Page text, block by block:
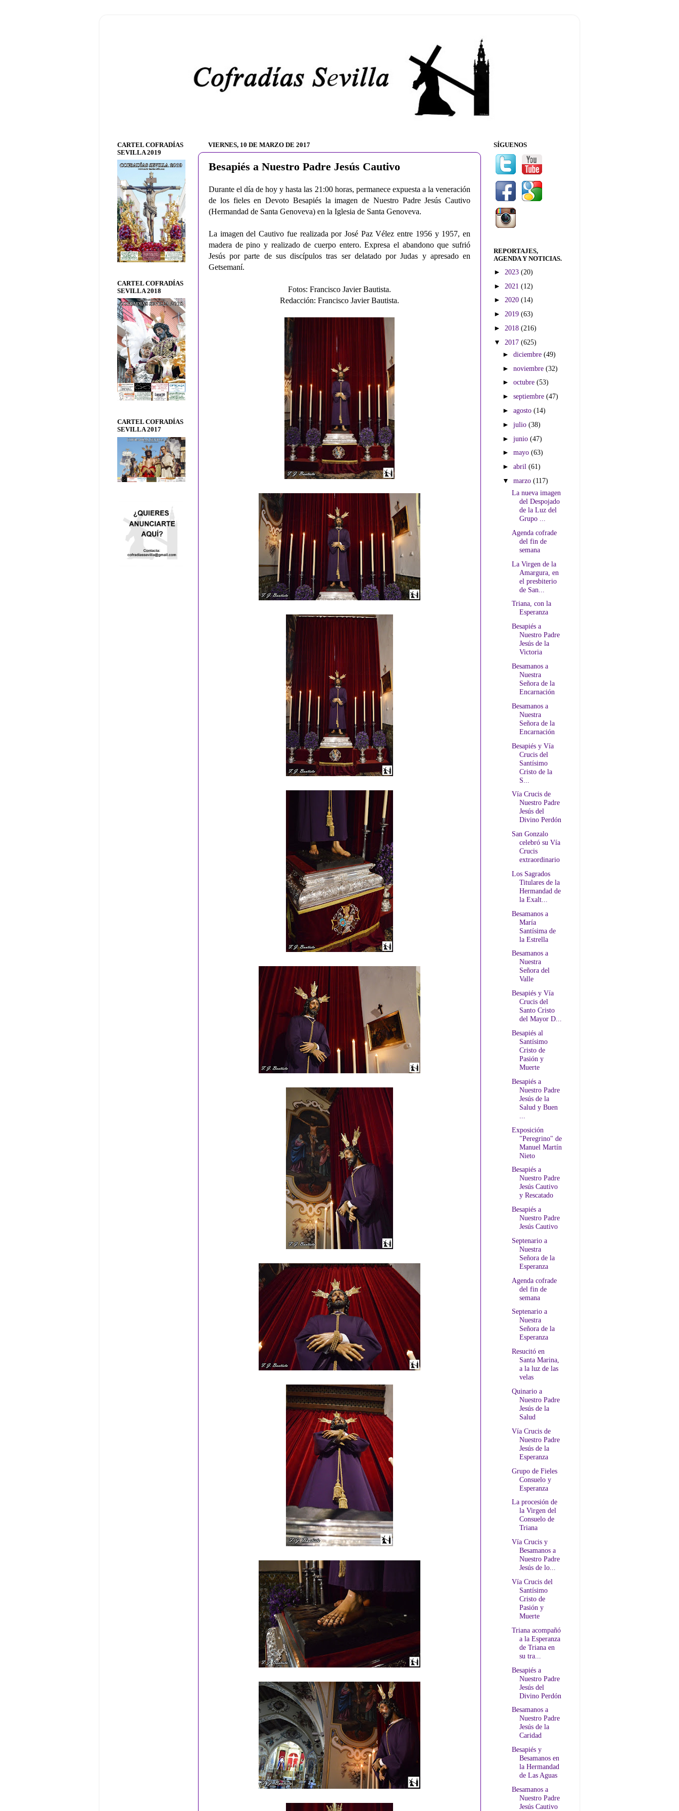
VIERNES, 10 DE MARZO DE 2017
Besapiés a Nuestro Padre Jesús Cautivo
Durante el día de hoy y hasta las 21:00 horas, permanece expuesta a la veneración
de los fieles en Devoto Besapiés la imagen de Nuestro Padre Jesús Cautivo
(Hermandad de Santa Genoveva) en la Iglesia de Santa Genoveva.
La imagen del Cautivo fue realizada por José Paz Vélez entre 1956 y 1957, en
madera de pino y realizado de cuerpo entero. Expresa el abandono que sufrió
Jesús por parte de sus discípulos tras ser delatado por Judas y apresado en
Getsemaní.
Fotos: Francisco Javier Bautista.
Redacción: Francisco Javier Bautista.
CARTEL COFRADÍAS
SEVILLA 2019
CARTEL COFRADÍAS
SEVILLA 2018
CARTEL COFRADÍAS
SEVILLA 2017
SÍGUENOS
REPORTAJES,
AGENDA Y NOTICIAS.
► 2023 (20)
► 2021 (12)
► 2020 (14)
► 2019 (63)
► 2018 (216)
▼ 2017 (625)
►diciembre(49)
►noviembre(32)
►octubre(53)
►septiembre(47)
►agosto(14)
►julio(38)
►junio(47)
►mayo(63)
►abril(61)
▼marzo(117)
La nueva imagen
del Despojado
de la Luz del
Grupo ...
Agenda cofrade
del fin de
semana
La Virgen de la
Amargura, en
el presbiterio
de San...
Triana, con la
Esperanza
Besapiés a
Nuestro Padre
Jesús de la
Victoria
Besamanos a
Nuestra
Señora de la
Encarnación
Besamanos a
Nuestra
Señora de la
Encarnación
Besapiés y Vía
Crucis del
Santísimo
Cristo de la
S...
Vía Crucis de
Nuestro Padre
Jesús del
Divino Perdón
San Gonzalo
celebró su Vía
Crucis
extraordinario
Los Sagrados
Titulares de la
Hermandad de
la Exalt...
Besamanos a
María
Santísima de
la Estrella
Besamanos a
Nuestra
Señora del
Valle
Besapiés y Vía
Crucis del
Santo Cristo
del Mayor D...
Besapiés al
Santísimo
Cristo de
Pasión y
Muerte
Besapiés a
Nuestro Padre
Jesús de la
Salud y Buen
Exposición
"Peregrino" de
Manuel Martín
Nieto
Besapiés a
Nuestro Padre
Jesús Cautivo
y Rescatado
Besapiés a
Nuestro Padre
Jesús Cautivo
Septenario a
Nuestra
Señora de la
Esperanza
Agenda cofrade
del fin de
semana
Septenario a
Nuestra
Señora de la
Esperanza
Resucitó en
Santa Marina,
a la luz de las
velas
Quinario a
Nuestro Padre
Jesús de la
Salud
Vía Crucis de
Nuestro Padre
Jesús de la
Esperanza
Grupo de Fieles
Consuelo y
Esperanza
La procesión de
la Virgen del
Consuelo de
Triana
Vía Crucis y
Besamanos a
Nuestro Padre
Jesús de lo...
Vía Crucis del
Santísimo
Cristo de
Pasión y
Muerte
Triana acompañó
a la Esperanza
de Triana en
su tra...
Besapiés a
Nuestro Padre
Jesús del
Divino Perdón
Besamanos a
Nuestro Padre
Jesús de la
Caridad
Besapiés y
Besamanos en
la Hermandad
de Las Aguas
Besamanos a
Nuestro Padre
Jesús Cautivo